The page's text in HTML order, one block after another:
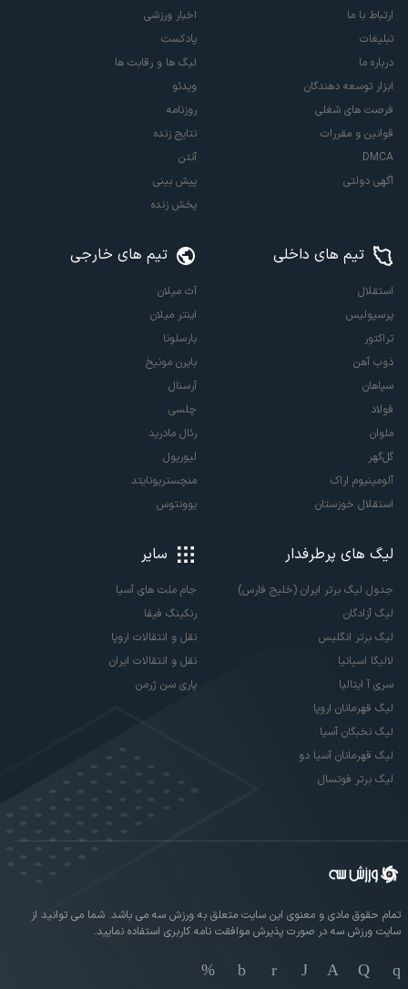
ارتباط با ما
تبلیغات
درباره ما
ابزار توسعه دهندگان
فرصت های شغلی
قوانین و مقررات
DMCA
آگهی دولتی
اخبار ورزشی
پادکست
لیگ ها و رقابت ها
ویدئو
روزنامه
نتایج زنده
آنتن
پیش بینی
پخش زنده
تیم های داخلی
استقلال
پرسپولیس
تراکتور
ذوب آهن
سپاهان
فولاد
ملوان
گل‌گهر
آلومینیوم اراک
استقلال خوزستان
تیم های خارجی
آث میلان
اینتر میلان
بارسلونا
بایرن مونیخ
آرسنال
چلسی
رئال مادرید
لیورپول
منچستریونایتد
یوونتوس
لیگ های پرطرفدار
جدول لیگ برتر ایران (خلیج فارس)
لیگ آزادگان
لیگ برتر انگلیس
لالیگا اسپانیا
سری آ ایتالیا
لیگ قهرمانان اروپا
لیگ نخبگان آسیا
لیگ قهرمانان آسیا دو
لیگ برتر فوتسال
سایر
جام ملت های آسیا
رنکینگ فیفا
نقل و انتقالات اروپا
نقل و انتقالات ایران
پاری سن ژرمن
تمام حقوق مادی و معنوی این سایت متعلق به ورزش سه می باشد. شما می توانید از
سایت ورزش سه در صورت پذیرش موافقت نامه کاربری استفاده نمایید.